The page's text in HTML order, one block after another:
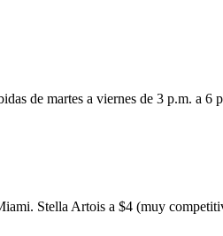
de martes a viernes de 3 p.m. a 6
Stella Artois a $4 (muy